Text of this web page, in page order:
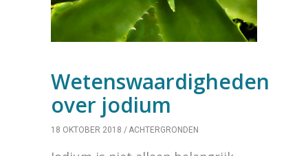
Wetenswaardigheden
over jodium
18 OKTOBER 2018 ACHTERGRONDEN